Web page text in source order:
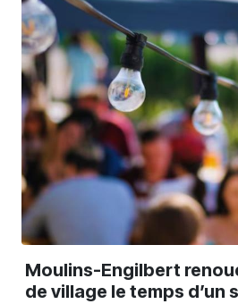
Moulins-Engilbert
de village le temps d’un